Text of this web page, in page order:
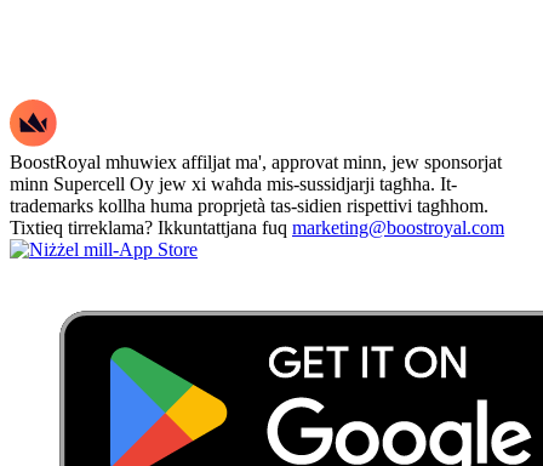
BoostRoyal mhuwiex affiljat ma', approvat minn, jew sponsorjat
minn Supercell Oy jew xi waħda mis-sussidjarji tagħha. It-
trademarks kollha huma proprjetà tas-sidien rispettivi tagħhom.
Tixtieq tirreklama? Ikkuntattjana fuq marketing@boostroyal.com